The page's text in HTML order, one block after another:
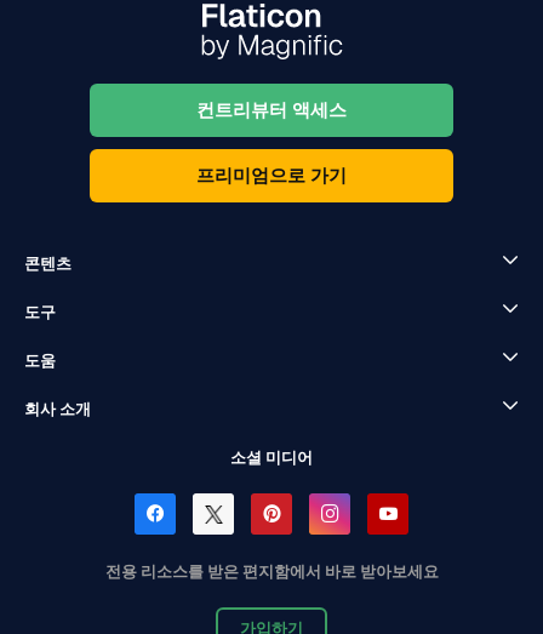
컨트리뷰터 액세스
프리미엄으로 가기
콘텐츠
도구
도움
회사 소개
소셜 미디어
전용 리소스를 받은 편지함에서 바로 받아보세요
가입하기